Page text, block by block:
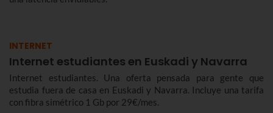
INTERNET
Internet estudiantes en Euskadi y Navarra
Internet estudiantes. Una oferta pensada para gente que
estudia fuera de casa en Euskadi y Navarra. Incluye una tarifa
con fibra simétrico 1 Gb por 29€/mes.